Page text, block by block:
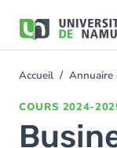
contenu
You
Accueil Annuaire
COURS 2024-